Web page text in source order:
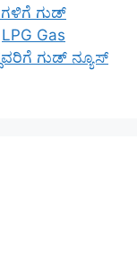
ಗುಡ್
LPG Gas
ಗುಡ್ ನ್ಯೂಸ್